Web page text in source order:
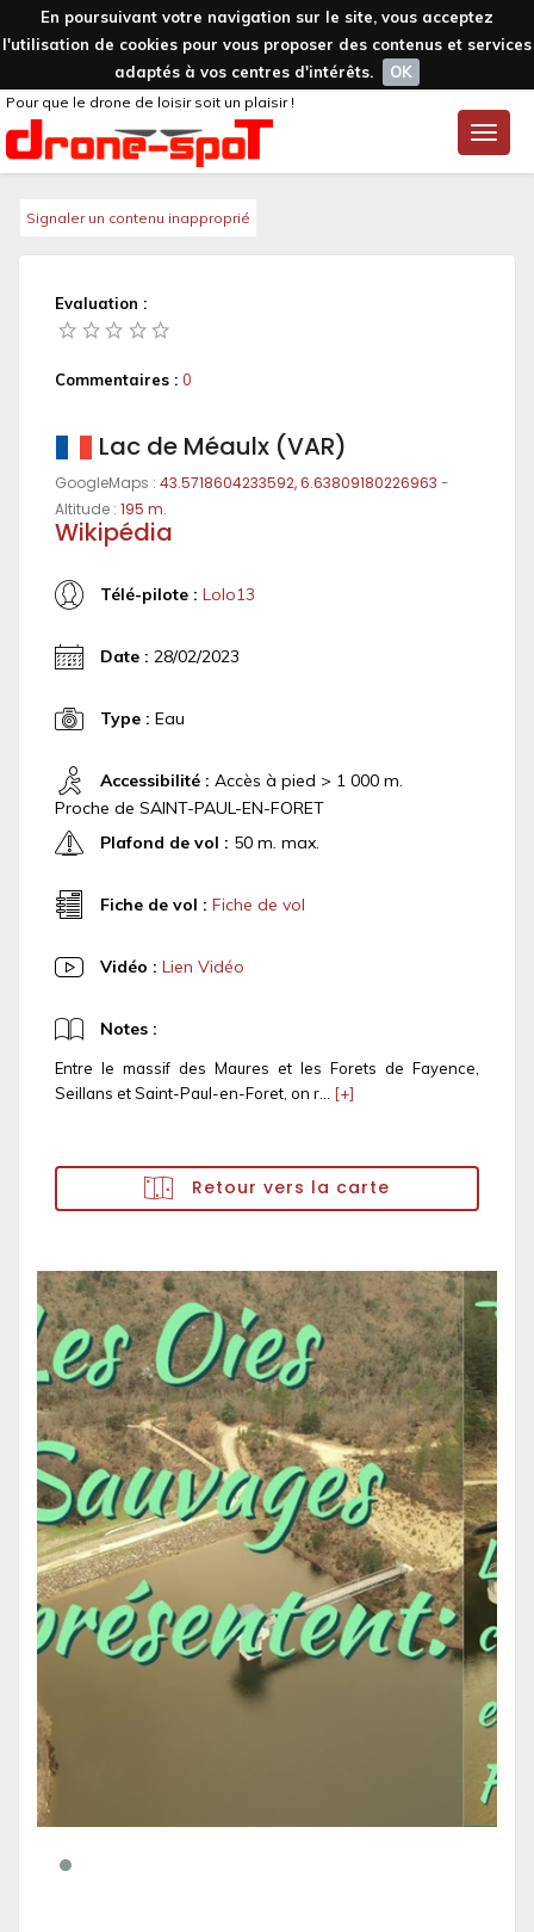
En poursuivant votre navigation sur le site, vous acceptez
l'utilisation de cookies pour vous proposer des contenus et services
adaptés à vos centres d'intérêts.
OK
Toggle
Pour que le drone de loisir soit un plaisir !
Signaler un contenu inapproprié
Evaluation :
Commentaires : 0
Lac de Méaulx (VAR)
GoogleMaps : 43.5718604233592, 6.63809180226963 -
Altitude : 195 m.
Wikipédia
Télé-pilote : Lolo13
Date : 28/02/2023
Type : Eau
Accessibilité : Accès à pied > 1 000 m.
Proche de SAINT-PAUL-EN-FORET
Plafond de vol : 50 m. max.
Fiche de vol : Fiche de vol
Vidéo : Lien Vidéo
Notes :
Entre le massif des Maures et les Forets de Fayence,
Seillans et Saint-Paul-en-Foret, on r... [+]
Retour vers la carte